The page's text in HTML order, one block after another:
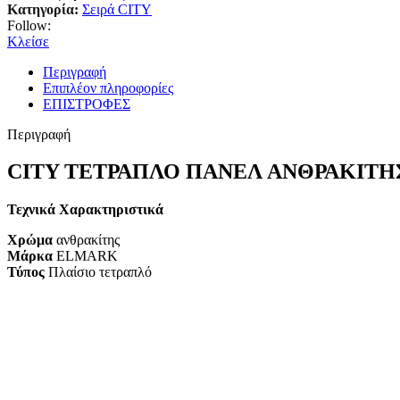
Κατηγορία: Σειρά CITY
Follow:
Κλείσε
Περιγραφή
Επιπλέον πληροφορίες
ΕΠΙΣΤΡΟΦΕΣ
Περιγραφή
CITY ΤΕΤΡΑΠΛΟ ΠΑΝΕΛ
Τεχνικά Χαρακτηριστικά
Χρώμα ανθρακίτης
Μάρκα ELMARK
Τύπος Πλαίσιο τετραπλό